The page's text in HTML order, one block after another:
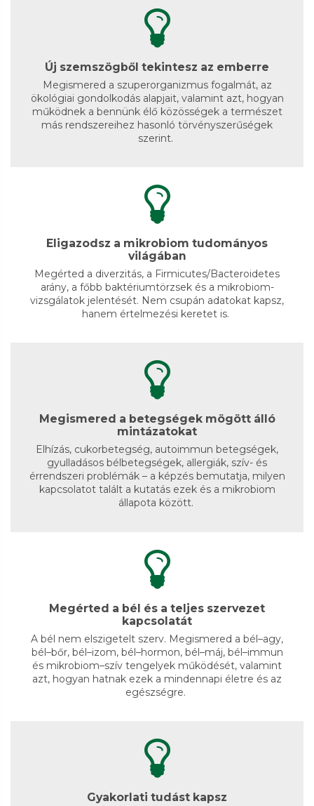
Új szemszögből tekintesz az emberre
Megismered a szuperorganizmus fogalmát, az
ökológiai gondolkodás alapjait, valamint azt, hogyan
működnek a bennünk élő közösségek a természet
más rendszereihez hasonló törvényszerűségek
szerint.
Eligazodsz a mikrobiom tudományos
világában
Megérted a diverzitás, a Firmicutes/Bacteroidetes
arány, a főbb baktériumtörzsek és a mikrobiom-
vizsgálatok jelentését. Nem csupán adatokat kapsz,
hanem értelmezési keretet is.
Megismered a betegségek mögött álló
mintázatokat
Elhízás, cukorbetegség, autoimmun betegségek,
gyulladásos bélbetegségek, allergiák, szív- és
érrendszeri problémák – a képzés bemutatja, milyen
kapcsolatot talált a kutatás ezek és a mikrobiom
állapota között.
Megérted a bél és a teljes szervezet
kapcsolatát
A bél nem elszigetelt szerv. Megismered a bél–agy,
bél–bőr, bél–izom, bél–hormon, bél–máj, bél–immun
és mikrobiom–szív tengelyek működését, valamint
azt, hogyan hatnak ezek a mindennapi életre és az
egészségre.
Gyakorlati tudást kapsz